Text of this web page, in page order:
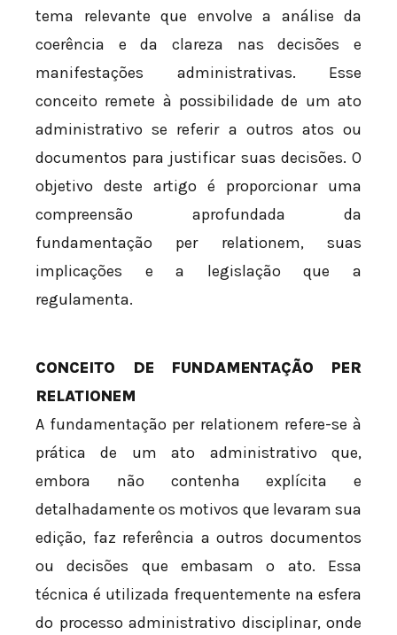
tema relevante que envolve a análise da
coerência e da clareza nas decisões e
manifestações administrativas. Esse
conceito remete à possibilidade de um ato
administrativo se referir a outros atos ou
documentos para justificar suas decisões. O
objetivo deste artigo é proporcionar uma
compreensão aprofundada da
fundamentação per relationem, suas
implicações e a legislação que a
regulamenta.
CONCEITO DE FUNDAMENTAÇÃO PER
RELATIONEM
A fundamentação per relationem refere-se à
prática de um ato administrativo que,
embora não contenha explícita e
detalhadamente os motivos que levaram sua
edição, faz referência a outros documentos
ou decisões que embasam o ato. Essa
técnica é utilizada frequentemente na esfera
do processo administrativo disciplinar, onde